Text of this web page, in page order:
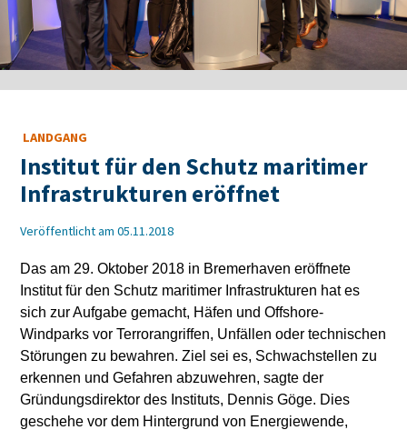
LANDGANG
Institut für den Schutz maritimer
Infrastrukturen eröffnet
Veröffentlicht am 05.11.2018
Das am 29. Oktober 2018 in Bremerhaven eröffnete
Institut für den Schutz maritimer Infrastrukturen hat es
sich zur Aufgabe gemacht, Häfen und Offshore-
Windparks vor Terrorangriffen, Unfällen oder technischen
Störungen zu bewahren. Ziel sei es, Schwachstellen zu
erkennen und Gefahren abzuwehren, sagte der
Gründungsdirektor des Instituts, Dennis Göge. Dies
geschehe vor dem Hintergrund von Energiewende,